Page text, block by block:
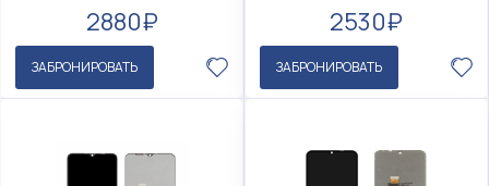
2880₽
ЗАБРОНИРОВАТЬ
2530₽
ЗАБРОНИРОВАТЬ